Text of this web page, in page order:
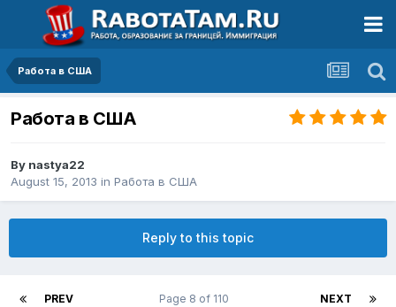
Работа в США
Работа в США
By nastya22
August 15, 2013 in Работа в США
Reply to this topic
PREV NEXT
Page 8 of 110